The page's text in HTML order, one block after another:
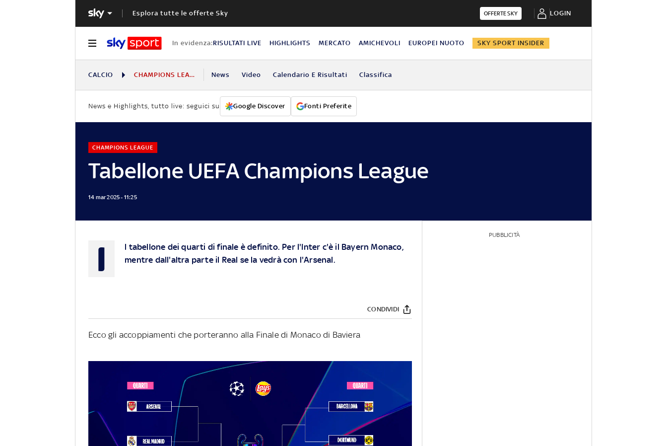
Esplora tutte le offerte Sky OFFERTE SKY LOGIN
In evidenza:RISULTATI LIVE HIGHLIGHTS MERCATO AMICHEVOLI EUROPEI NUOTO SKY SPORT INSIDER
CALCIO CHAMPIONS LEAGUE News Video Calendario E Risultati Classifica
News e Highlights, tutto live: seguici su Google Discover Fonti Preferite
Tabellone UEFA Champions League
CHAMPIONS LEAGUE
14 mar 2025 - 11:25
I
l tabellone dei quarti di finale è definito. Per l'Inter c'è il Bayern Monaco,
mentre dall'altra parte il Real se la vedrà con l'Arsenal.
CONDIVIDI
Ecco gli accoppiamenti che porteranno alla Finale di Monaco di Baviera
PUBBLICITÀ